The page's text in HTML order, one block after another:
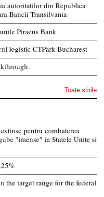
autoritatilor din Republica
Bancii Transilvania
Piraeus Bank
logistic CTPark Bucharest
Toate stirile
pentru combaterea
"imense" in Statele Unite si
the target range for the federal